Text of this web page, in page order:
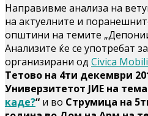
Направивме анализа на
на актуелните и
општини на темите
Анализите ќе се употребат
организирани од Civica
Тетово на 4ти декември
Универзитетот ЈИЕ на
каде?“ и во Струмица на